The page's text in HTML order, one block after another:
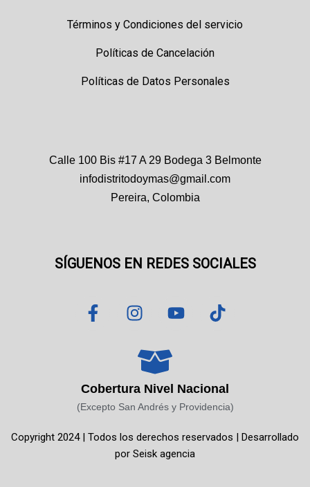
Términos y Condiciones del servicio
Políticas de Cancelación
Políticas de Datos Personales
Calle 100 Bis #17 A 29 Bodega 3 Belmonte
infodistritodoymas@gmail.com
Pereira, Colombia
SÍGUENOS EN REDES SOCIALES
F
a
o
o
-
I
n
t
a
g
r
m
Y
o
b
e
T
i
k
Cobertura Nivel Nacional
(Excepto San Andrés y Providencia)
Copyright 2024 | Todos los derechos reservados | Desarrollado
por Seisk agencia